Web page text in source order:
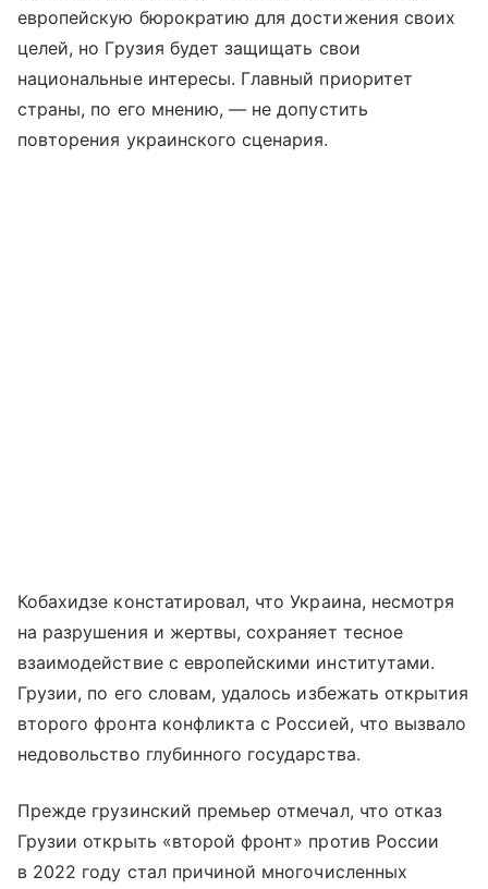
европейскую бюрократию для достижения своих
целей, но Грузия будет защищать свои
национальные интересы. Главный приоритет
страны, по его мнению, — не допустить
повторения украинского сценария.
Кобахидзе констатировал, что Украина, несмотря
на разрушения и жертвы, сохраняет тесное
взаимодействие с европейскими институтами.
Грузии, по его словам, удалось избежать открытия
второго фронта конфликта с Россией, что вызвало
недовольство глубинного государства.
Прежде грузинский премьер отмечал, что отказ
Грузии открыть «второй фронт» против России
в 2022 году стал причиной многочисленных